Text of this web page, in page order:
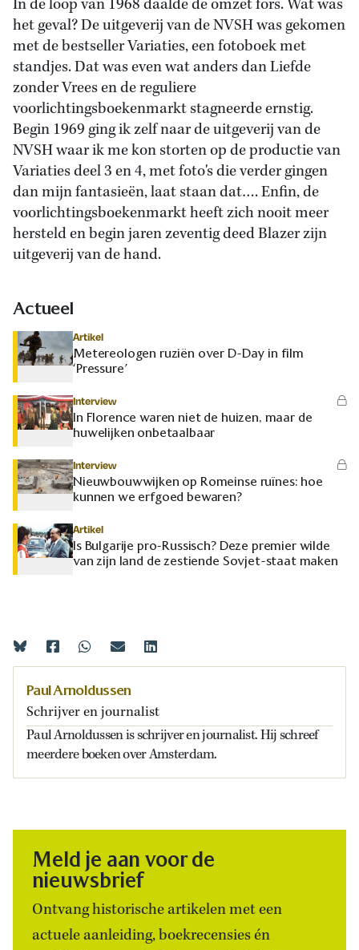
In de loop van 1968 daalde de omzet fors. Wat was
het geval? De uitgeverij van de NVSH was gekomen
met de bestseller Variaties, een fotoboek met
standjes. Dat was even wat anders dan Liefde
zonder Vrees en de reguliere
voorlichtingsboekenmarkt stagneerde ernstig.
Begin 1969 ging ik zelf naar de uitgeverij van de
NVSH waar ik me kon storten op de productie van
Variaties deel 3 en 4, met foto's die verder gingen
dan mijn fantasieën, laat staan dat…. Enfin, de
voorlichtingsboekenmarkt heeft zich nooit meer
hersteld en begin jaren zeventig deed Blazer zijn
uitgeverij van de hand.
Actueel
Artikel
Metereologen ruziën over D-Day in film
‘Pressure’
Interview
In Florence waren niet de huizen, maar de
huwelijken onbetaalbaar
Interview
Nieuwbouwwijken op Romeinse ruïnes: hoe
kunnen we erfgoed bewaren?
Artikel
Is Bulgarije pro-Russisch? Deze premier wilde
van zijn land de zestiende Sovjet-staat maken
Paul Arnoldussen
Schrijver en journalist
Paul Arnoldussen is schrijver en journalist. Hij schreef
meerdere boeken over Amsterdam.
Meld je aan voor de
nieuwsbrief
Ontvang historische artikelen met een
actuele aanleiding, boekrecensies én